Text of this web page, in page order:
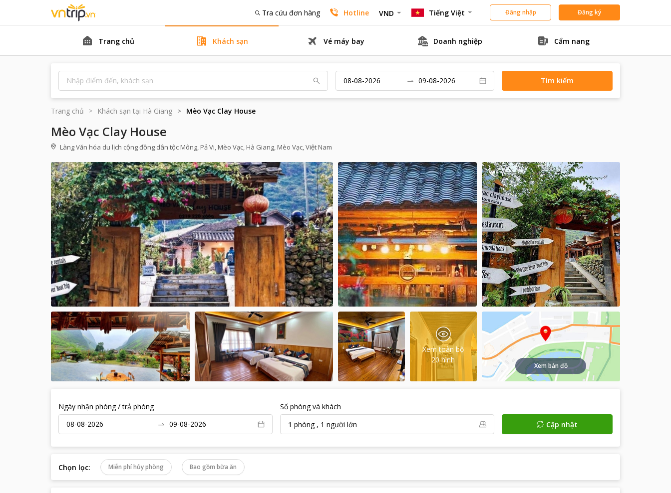
Tra cứu đơn hàng Hotline VND Tiếng Việt Đăng nhập Đăng ký
Trang chủ Khách sạn Vé máy bay Doanh nghiệp Cẩm nang
Tìm kiếm
Trang chủ Khách sạn tại Hà Giang Mèo Vạc Clay House
Mèo Vạc Clay House
Làng Văn hóa du lịch cộng đồng dân tộc Mông, Pả Vi, Mèo Vạc, Hà Giang, Mèo Vạc, Việt Nam
Xem toàn bộ
20 hình
Xem bản đồ
Ngày nhận phòng / trả phòng
Số phòng và khách
1 phòng, 1 người lớn Cập nhật
Chọn lọc: Miễn phí hủy phòng Bao gồm bữa ăn